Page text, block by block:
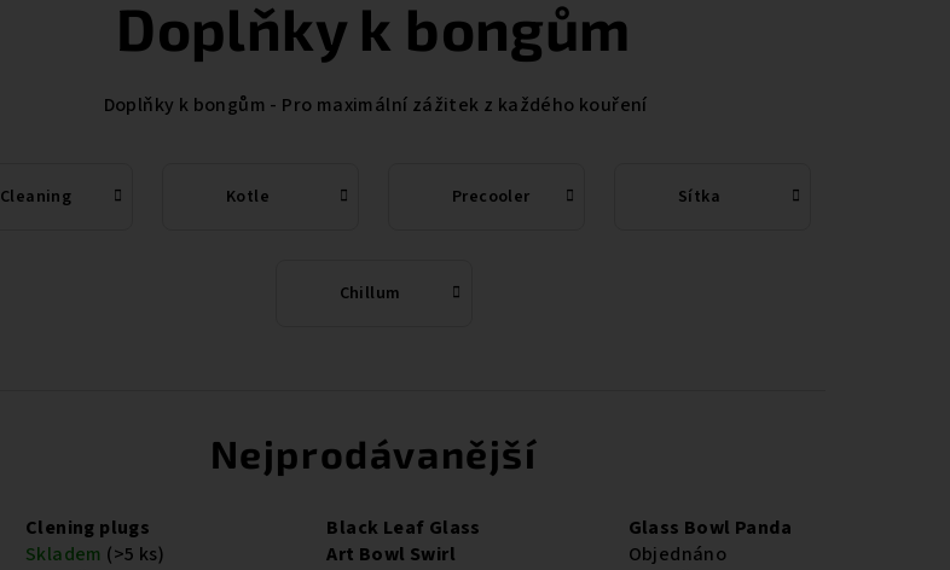
Doplňky k bongům
Doplňky k bongům - Pro maximální zážitek z každého kouření
Cleaning Kotle Precooler Sítka
Chillum
Nejprodávanější
Clening plugs
Skladem (>5 ks)
Black Leaf Glass
Art Bowl Swirl
Glass Bowl Panda
Objednáno